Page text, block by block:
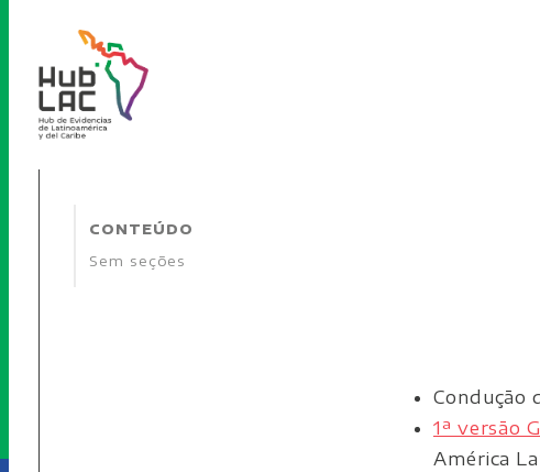
CONTEÚDO
Sem seções
Condução
1ª versão
América